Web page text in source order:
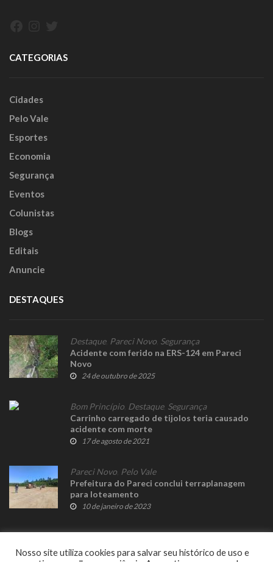
CATEGORIAS
Cidades
Pelo Vale
Esportes
Economia
Segurança
Eventos
Colunistas
Blogs
Editais
Anuncie
DESTAQUES
Destaque, Pareci Novo Segurança
Acidente com ferido na ERS-124 em Pareci
Novo
24 de outubro de 2025
Bom Princípio Destaque, Segurança
Carrinho carregado de tijolos teria causado
acidente com morte
17 de agosto de 2021
Pareci Novo Pelo Vale
Prefeitura do Pareci conclui terraplanagem
para loteamento
10 de janeiro de 2023
Nosso site utiliza cookies para salvar seu histórico de uso e